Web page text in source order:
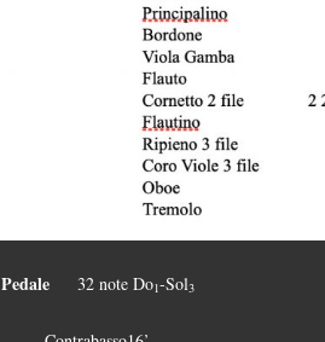
Pedale 32 note Do1-Sol3